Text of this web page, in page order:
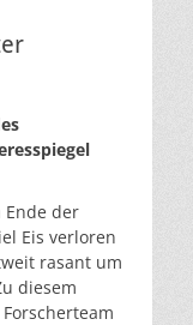
Ende der
Eis verloren
rasant um
diesem